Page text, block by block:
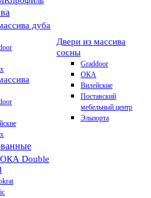
дуба
Двери из массива
сосны
Graddoor
ОКА
Вилейские
Поставский
мебельный центр
Эльпорта
ОКА Double